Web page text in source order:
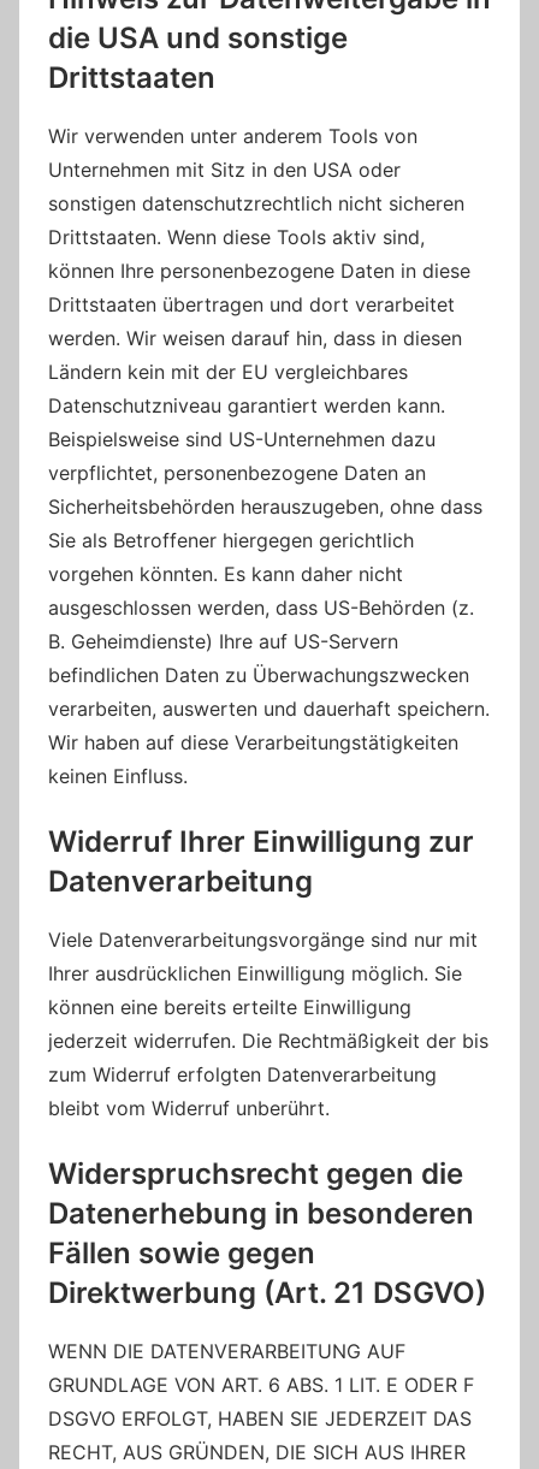
die USA und sonstige
Drittstaaten
Wir verwenden unter anderem Tools von
Unternehmen mit Sitz in den USA oder
sonstigen datenschutzrechtlich nicht sicheren
Drittstaaten. Wenn diese Tools aktiv sind,
können Ihre personenbezogene Daten in diese
Drittstaaten übertragen und dort verarbeitet
werden. Wir weisen darauf hin, dass in diesen
Ländern kein mit der EU vergleichbares
Datenschutzniveau garantiert werden kann.
Beispielsweise sind US-Unternehmen dazu
verpflichtet, personenbezogene Daten an
Sicherheitsbehörden herauszugeben, ohne dass
Sie als Betroffener hiergegen gerichtlich
vorgehen könnten. Es kann daher nicht
ausgeschlossen werden, dass US-Behörden (z.
B. Geheimdienste) Ihre auf US-Servern
befindlichen Daten zu Überwachungszwecken
verarbeiten, auswerten und dauerhaft speichern.
Wir haben auf diese Verarbeitungstätigkeiten
keinen Einfluss.
Widerruf Ihrer Einwilligung zur
Datenverarbeitung
Viele Datenverarbeitungsvorgänge sind nur mit
Ihrer ausdrücklichen Einwilligung möglich. Sie
können eine bereits erteilte Einwilligung
jederzeit widerrufen. Die Rechtmäßigkeit der bis
zum Widerruf erfolgten Datenverarbeitung
bleibt vom Widerruf unberührt.
Widerspruchsrecht gegen die
Datenerhebung in besonderen
Fällen sowie gegen
Direktwerbung (Art. 21 DSGVO)
WENN DIE DATENVERARBEITUNG AUF
GRUNDLAGE VON ART. 6 ABS. 1 LIT. E ODER F
DSGVO ERFOLGT, HABEN SIE JEDERZEIT DAS
RECHT, AUS GRÜNDEN, DIE SICH AUS IHRER